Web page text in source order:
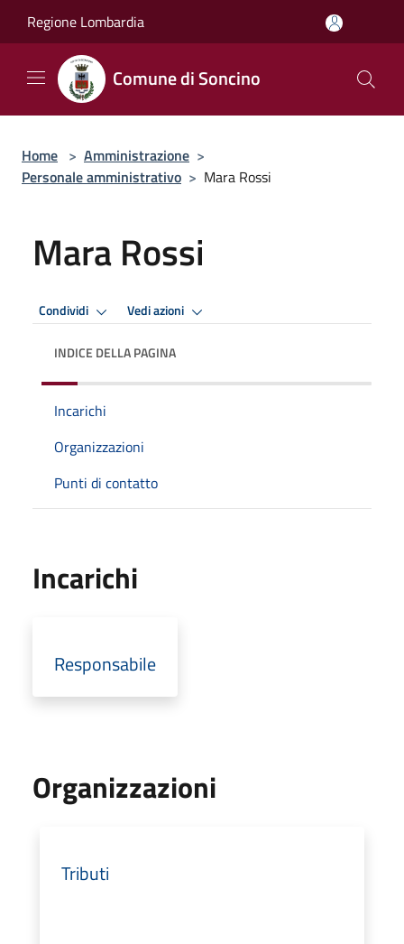
Regione Lombardia
Comune di Soncino
Home > Amministrazione >
Personale amministrativo > Mara Rossi
Mara Rossi
Condividi Vedi azioni
INDICE DELLA PAGINA
Incarichi
Organizzazioni
Punti di contatto
Incarichi
Responsabile
Organizzazioni
Tributi